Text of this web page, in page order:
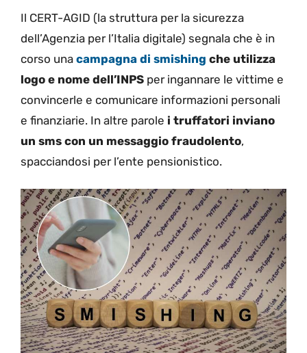
Il CERT-AGID (la struttura per la sicurezza
dell’Agenzia per l’Italia digitale) segnala che è in
corso una campagna di smishing che utilizza
logo e nome dell’INPS per ingannare le vittime e
convincerle e comunicare informazioni personali
e finanziarie. In altre parole i truffatori inviano
un sms con un messaggio fraudolento,
spacciandosi per l’ente pensionistico.